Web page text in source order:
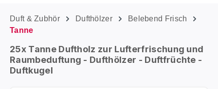
Duft & Zubhör Dufthölzer
Belebend Frisch
Tanne
25x Tanne Duftholz zur Lufterfrischung und
Raumbeduftung - Dufthölzer - Duftfrüchte -
Duftkugel